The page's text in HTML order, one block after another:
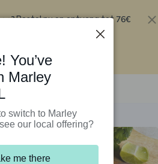
Bestel nu en ontvang tot 76€
You’ve
Marley
switch to Marley
our local offering?
me there